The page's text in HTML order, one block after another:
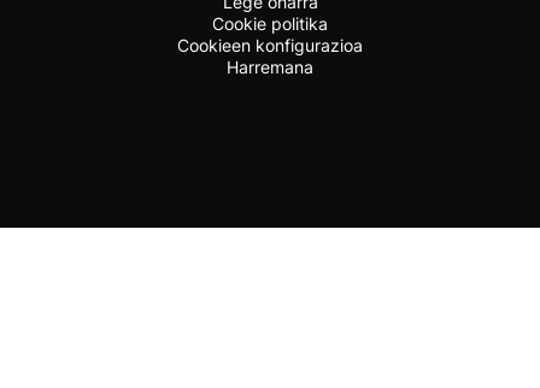
Cookie politika
Cookieen konfigurazioa
Harremana